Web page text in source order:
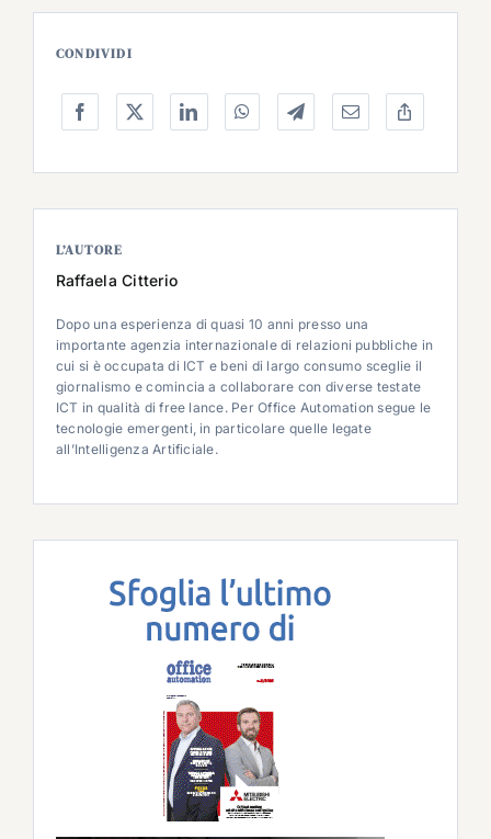
CONDIVIDI
L’AUTORE
Raffaela Citterio
Dopo una esperienza di quasi 10 anni presso una
importante agenzia internazionale di relazioni pubbliche in
cui si è occupata di ICT e beni di largo consumo sceglie il
giornalismo e comincia a collaborare con diverse testate
ICT in qualità di free lance. Per Office Automation segue le
tecnologie emergenti, in particolare quelle legate
all’Intelligenza Artificiale.